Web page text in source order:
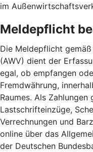
im
Meldepflicht
Die Meldepflicht
(AWV) dient der
egal, ob empfangen
Fremdwährung,
Raumes. Als
Lastschrifteinzüge,
Verrechnungen und
online über das
der Deutschen